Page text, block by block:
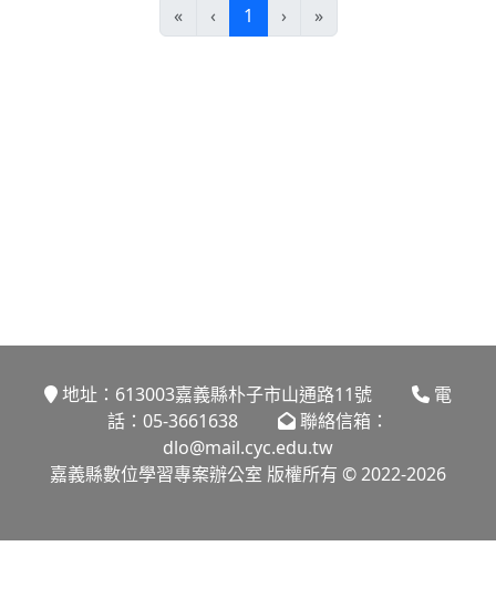
« ‹ 1 (current)
› »
地址：613003嘉義縣朴子市山通路11號
電
話：05-3661638
聯絡信箱：
dlo@mail.cyc.edu.tw
嘉義縣數位學習專案辦公室 版權所有 © 2022-2026